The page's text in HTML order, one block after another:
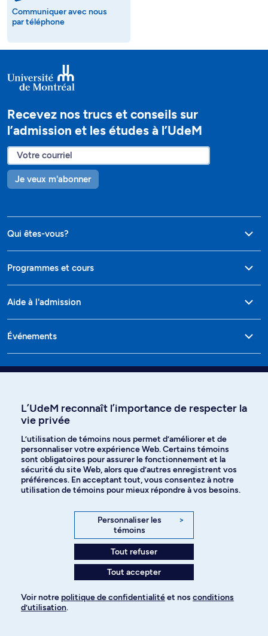
Communiquer avec nous
par téléphone
Recevez nos trucs et conseils sur
l’admission et les études à l’UdeM
Je veux m'abonner
Qui êtes-vous?
Programmes et cours
Aide à l'admission
Événements
Découvrir l'UdeM
Cursus
Affiniti
Instagram
YouTube
Spotify
L’UdeM reconnaît l’importance de respecter la
vie privée
L’utilisation de témoins nous permet d’améliorer et de
personnaliser votre expérience Web. Certains témoins
sont obligatoires pour assurer le fonctionnement et la
sécurité du site Web, alors que d’autres enregistrent vos
préférences. En acceptant tout, vous consentez à notre
utilisation de témoins pour mieux répondre à vos besoins.
Personnaliser les
témoins
>
Tout refuser
Tout accepter
Voir notre politique de confidentialitéet nos conditions
d’utilisation.